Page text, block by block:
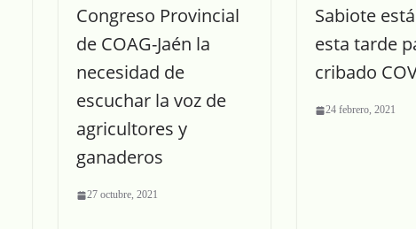
Congreso Provincial
de COAG-Jaén la
necesidad de
escuchar la voz de
agricultores y
ganaderos
27 octubre, 2021
Sabiote
esta tarde
cribado
24 febrero, 2021